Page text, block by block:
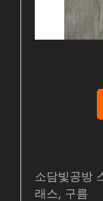
소담빛공방
래스, 구름